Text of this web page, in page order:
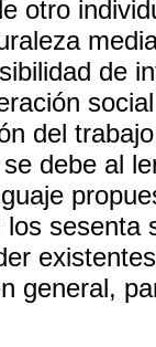
otro
de
del
debe al
sesenta
general,